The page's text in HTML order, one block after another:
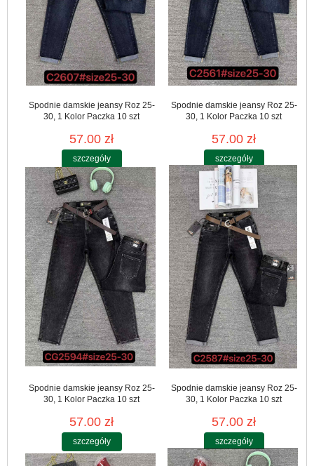
Spodnie damskie jeansy Roz 25-
30, 1 Kolor Paczka 10 szt
57.00 zł
szczegóły
Spodnie damskie jeansy Roz 25-
30, 1 Kolor Paczka 10 szt
57.00 zł
szczegóły
Spodnie damskie jeansy Roz 25-
30, 1 Kolor Paczka 10 szt
57.00 zł
szczegóły
Spodnie damskie jeansy Roz 25-
30, 1 Kolor Paczka 10 szt
57.00 zł
szczegóły